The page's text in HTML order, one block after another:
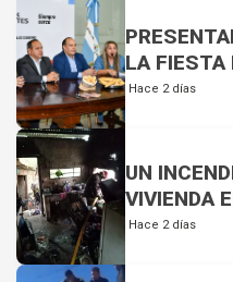
LA FIESTA
Hace 2 días
UN
VIVIENDA
Hace 2 días